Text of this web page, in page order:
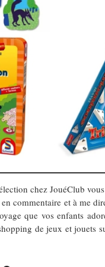
chez JouéClub
commentaire et à me
que vos enfants
de jeux et jouets